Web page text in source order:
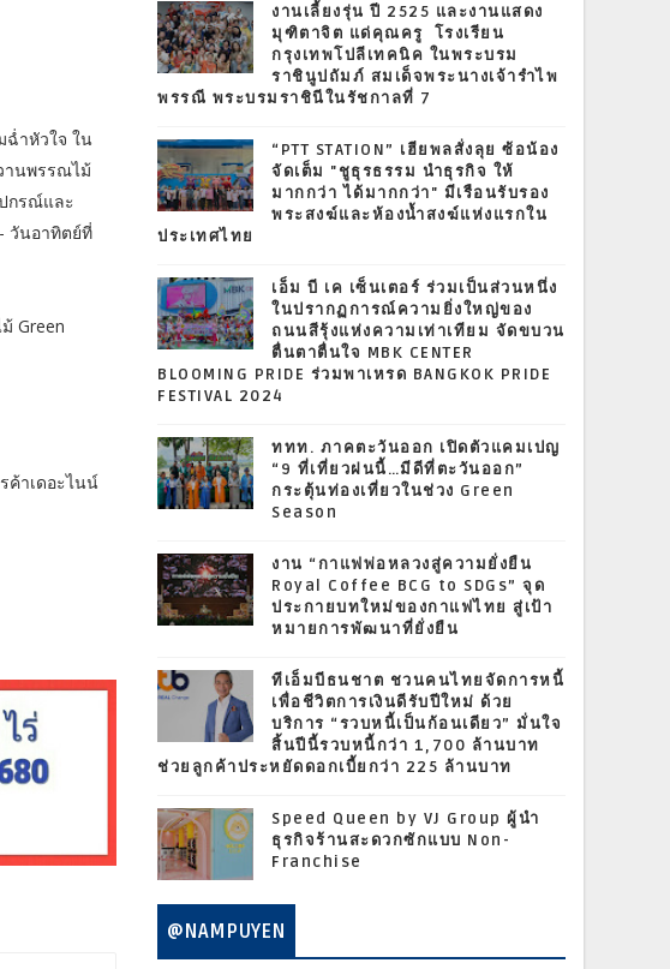
ฉ่ำหัวใจ ใน
านพรรณไม้
กรณ์และ
วันอาทิตย์ที่
Green
ค้าเดอะไนน์
งานเลี้ยงรุ่น ปี 2525 และงานแสดง
มุฑิตาจิต แด่คุณครู โรงเรียน
กรุงเทพโปลีเทคนิค ในพระบรม
ราชินูปถัมภ์ สมเด็จพระนางเจ้ารำไพ
พรรณี พระบรมราชินีในรัชกาลที่ 7
“PTT STATION” เฮียพลสั่งลุย ซ้อน้อง
จัดเต็ม "ชูธุรธรรม นำธุรกิจ ให้
มากกว่า ได้มากกว่า" มีเรือนรับรอง
พระสงฆ์และห้องน้ำสงฆ์แห่งแรกใน
ประเทศไทย
เอ็ม บี เค เซ็นเตอร์ ร่วมเป็นส่วนหนึ่ง
ในปรากฏการณ์ความยิ่งใหญ่ของ
ถนนสีรุ้งแห่งความเท่าเทียม จัดขบวน
ตื่นตาตื่นใจ MBK CENTER
BLOOMING PRIDE ร่วมพาเหรด BANGKOK PRIDE
FESTIVAL 2024
ททท. ภาคตะวันออก เปิดตัวแคมเปญ
“9 ที่เที่ยวฝนนี้…มีดีที่ตะวันออก”
กระตุ้นท่องเที่ยวในช่วง Green
Season
งาน “กาแฟพ่อหลวงสู่ความยั่งยืน
Royal Coffee BCG to SDGs” จุด
ประกายบทใหม่ของกาแฟไทย สู่เป้า
หมายการพัฒนาที่ยั่งยืน
ทีเอ็มบีธนชาต ชวนคนไทยจัดการหนี้
เพื่อชีวิตการเงินดีรับปีใหม่ ด้วย
บริการ “รวบหนี้เป็นก้อนเดียว” มั่นใจ
สิ้นปีนี้รวบหนี้กว่า 1,700 ล้านบาท
ช่วยลูกค้าประหยัดดอกเบี้ยกว่า 225 ล้านบาท
Speed Queen by VJ Group ผู้นำ
ธุรกิจร้านสะดวกซักแบบ Non-
Franchise
@NAMPUYEN